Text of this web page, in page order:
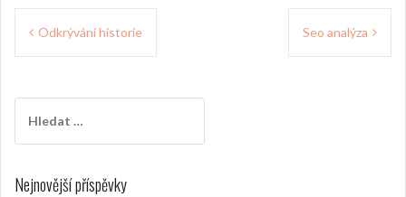
Navigace
Odkrývání historie Seo analýza
Nejnovější příspěvky